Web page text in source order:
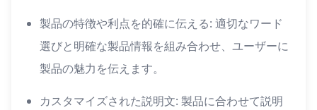
製品の特徴や利点を的確に伝える: 適切なワード
選びと明確な製品情報を組み合わせ、ユーザーに
製品の魅力を伝えます。
カスタマイズされた説明文: 製品に合わせて説明